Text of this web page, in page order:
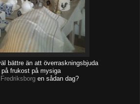
bättre än att överraskningsbjuda
på frukost på mysiga
en sådan dag?